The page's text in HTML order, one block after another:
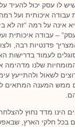
לו עסק יכול להעיד
עבודה איכותית ועל
אינה על רמה “זה לא
– עבודה איכותית
פדנטיות רבה,
לעמוד בדרישות
שלנו מדהימה
לשאול ולהתייעץ
ממש המענה המתאים
הינו מדד נחוץ
בכל חלקי הארץ,